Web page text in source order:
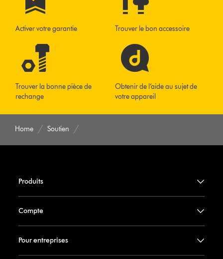
Activer votre garantie Trouver le bon accessoire
Trouver la bonne pièce de
rechange
Obtenir de l’aide au sujet de
votre appareil
Home Soutien
Produits
Compte
Pour entreprises